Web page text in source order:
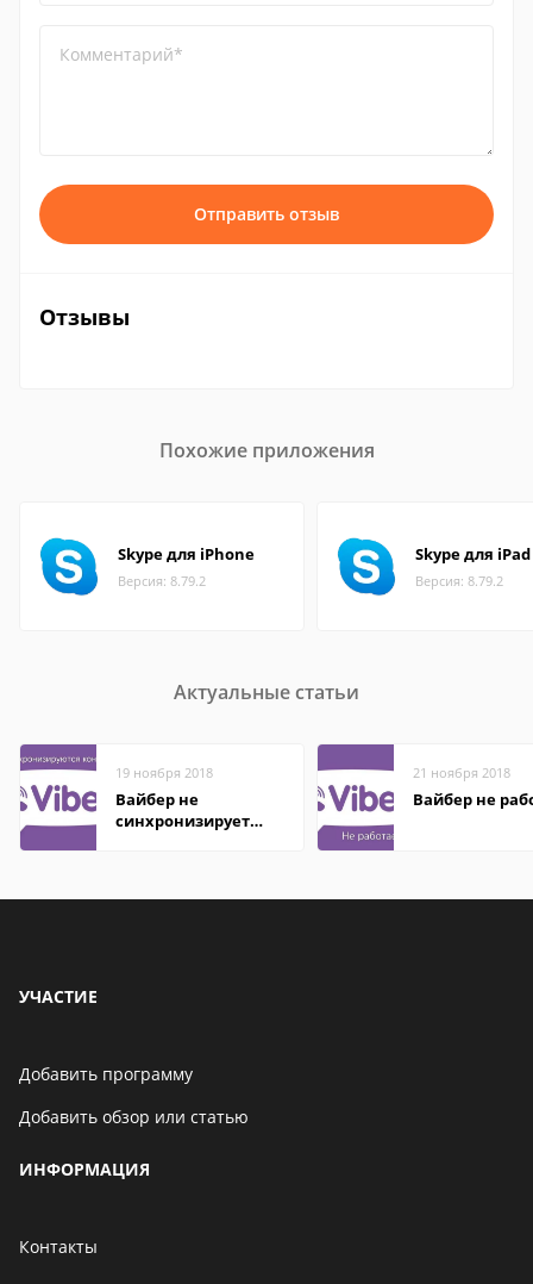
Комментарий*
Отправить отзыв
Отзывы
Похожие приложения
Skype для iPhone
Версия: 8.79.2
Skype для iPad
Версия: 8.79.2
Актуальные статьи
19 ноября 2018
Вайбер не
синхронизирует
21 ноября 2018
Вайбер не
УЧАСТИЕ
Добавить программу
Добавить обзор или статью
ИНФОРМАЦИЯ
Контакты